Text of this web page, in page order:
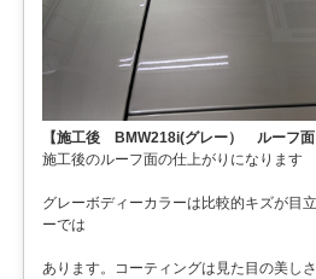
【施工後 BMW218i(グレー） ルーフ面
施工後のルーフ面の仕上がりになります
グレーボディーカラーは比較的キズが目
ーでは
あります。コーティングは見た目の美し